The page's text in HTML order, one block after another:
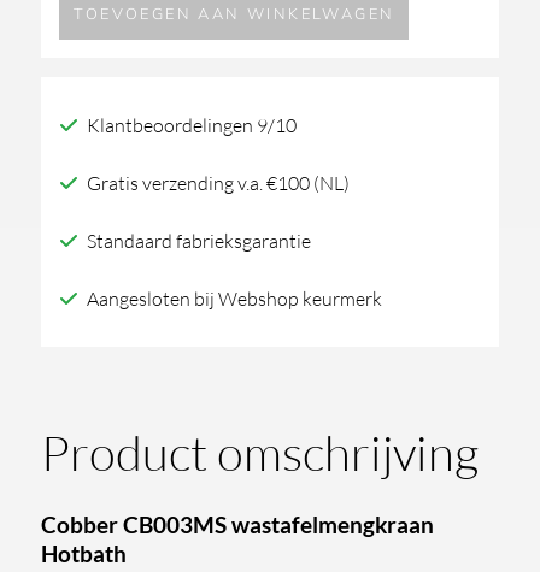
CB003MS
TOEVOEGEN AAN WINKELWAGEN
Klantbeoordelingen 9/10
Gratis verzending v.a. €100 (NL)
Standaard fabrieksgarantie
Aangesloten bij Webshop keurmerk
Product omschrijving
Cobber CB003MS wastafelmengkraan
Hotbath